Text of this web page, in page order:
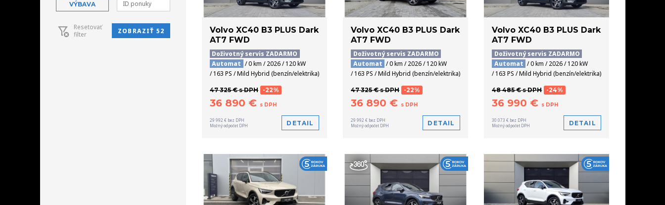
VÝBAVA
Resetovať
filter
ZOBRAZIŤ 52
Volvo XC40 B3 PLUS Dark
AT7 FWD
Doživotný servis ZADARMO
Automat / 0 km / 2026 / 120 kW
/ 163 PS / Mild Hybrid (benzín/elektrika)
47 325 € s DPH -22%
36 890 € s DPH
29 992 € bez DPH
Možný odpočet DPH
DETAIL
Volvo XC40 B3 PLUS Dark
AT7 FWD
Doživotný servis ZADARMO
Automat / 0 km / 2026 / 120 kW
/ 163 PS / Mild Hybrid (benzín/elektrika)
47 325 € s DPH -22%
36 890 € s DPH
29 992 € bez DPH
Možný odpočet DPH
DETAIL
Volvo XC40 B3 PLUS Dark
AT7 FWD
Doživotný servis ZADARMO
Automat / 0 km / 2026 / 120 kW
/ 163 PS / Mild Hybrid (benzín/elektrika)
48 485 € s DPH -24%
36 990 € s DPH
30 073 € bez DPH
Možný odpočet DPH
DETAIL